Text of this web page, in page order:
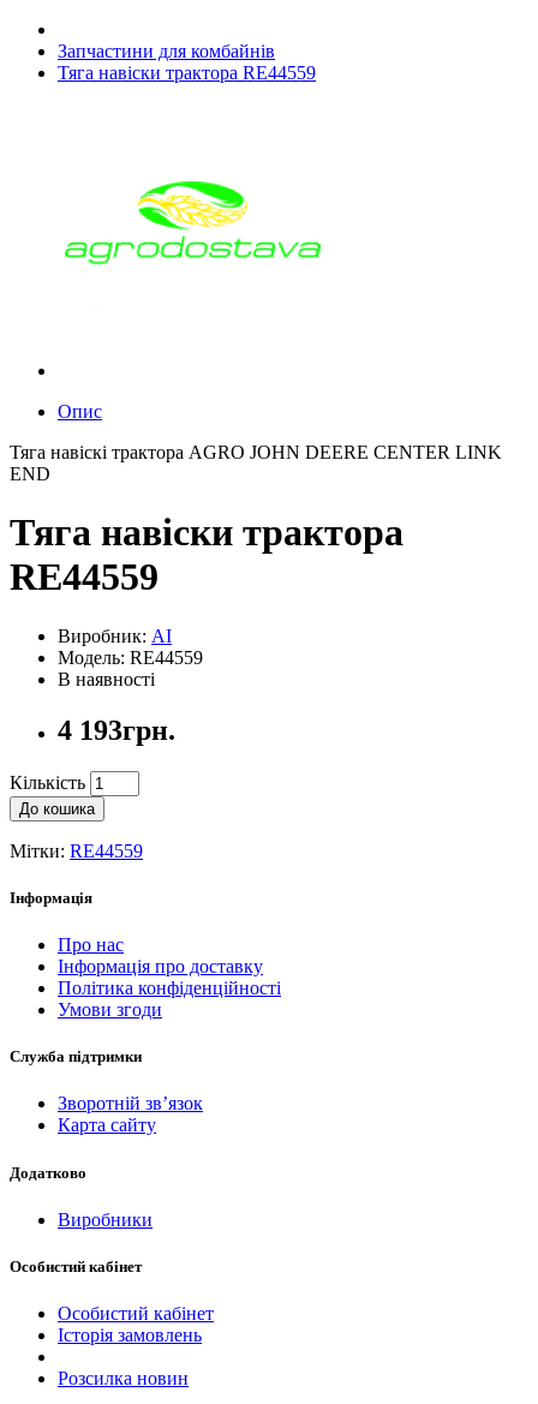
Запчастини для комбайнів
Тяга навіски трактора RE44559
Опис
Тяга навіскі трактора AGRO JOHN DEERE CENTER LINK
END
Тяга навіски трактора
RE44559
Виробник: AI
Модель: RE44559
В наявності
4 193грн.
Кількість
До кошика
Мітки: RE44559
Інформація
Про нас
Інформація про доставку
Політика конфіденційності
Умови згоди
Служба підтримки
Зворотній зв’язок
Карта сайту
Додатково
Виробники
Особистий кабінет
Особистий кабінет
Історія замовлень
Розсилка новин